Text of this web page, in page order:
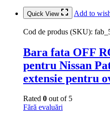
Quick View Add to
Cod de produs (SKU):
Bara fata OFF
pentru Nissan
extensie pentru
Rated 0 out of 5
Fără evaluări